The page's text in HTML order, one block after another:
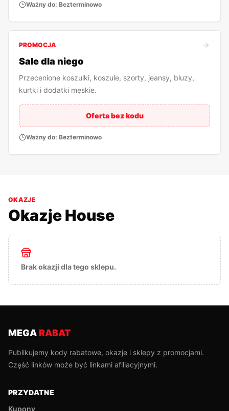
Ważny do: Bezterminowo
PROMOCJA
Sale dla niego
Przecenione koszulki, koszule, szorty, jeansy, bluzy,
kurtki i dodatki męskie.
Oferta bez kodu
Ważny do: Bezterminowo
OKAZJE
OkazjeHouse
Brak okazji dla tego sklepu.
MEGARABAT
Publikujemy kody rabatowe, okazje i sklepy z promocjami.
Część linków może być linkami afiliacyjnymi.
PRZYDATNE
Kupony